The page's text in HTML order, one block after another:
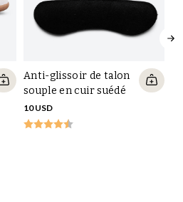
Anti-glissoir de talon
souple en cuir suédé
10 USD